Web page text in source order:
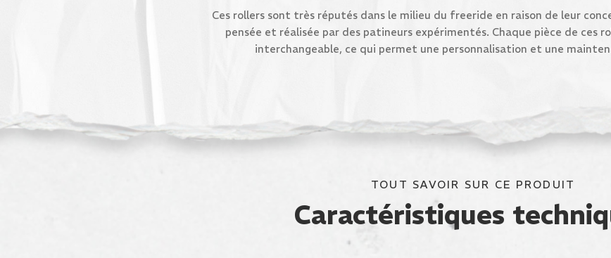
Ces rollers sont très réputés dans le milieu du freeride en raison de leur
pensée et réalisée par des patineurs expérimentés. Chaque pièce de ces
interchangeable, ce qui permet une personnalisation et une
TOUT SAVOIR SUR CE PRODUIT
Caractéristiques